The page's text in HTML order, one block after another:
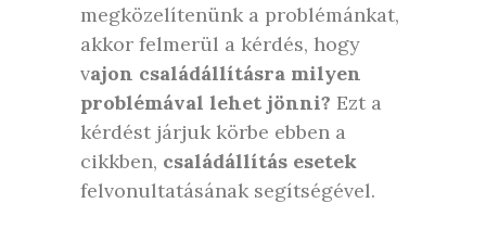
megközelítenünk a problémánkat,
akkor felmerül a kérdés, hogy
vajon családállításra milyen
problémával lehet jönni? Ezt a
kérdést járjuk körbe ebben a
cikkben, családállítás esetek
felvonultatásának segítségével.